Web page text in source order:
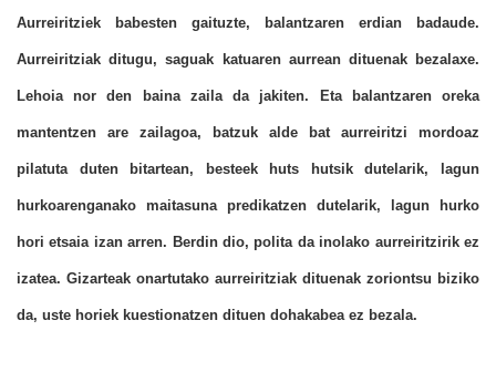
Aurreiritziek babesten gaituzte, balantzaren erdian badaude.
Aurreiritziak ditugu, saguak katuaren aurrean dituenak bezalaxe.
Lehoia nor den baina zaila da jakiten. Eta balantzaren oreka
mantentzen are zailagoa, batzuk alde bat aurreiritzi mordoaz
pilatuta duten bitartean, besteek huts hutsik dutelarik, lagun
hurkoarenganako maitasuna predikatzen dutelarik, lagun hurko
hori etsaia izan arren. Berdin dio, polita da inolako aurreiritzirik ez
izatea. Gizarteak onartutako aurreiritziak dituenak zoriontsu biziko
da, uste horiek kuestionatzen dituen dohakabea ez bezala.